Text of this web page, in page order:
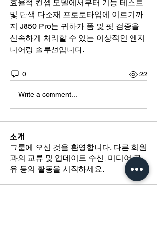
효율적 컨셉 모델에서부터 기능 테스트
및 단색 다소재 프로토타입에 이르기까
지 J850 Pro는 귀하가 폼 및 핏 검증을
신속하게 처리할 수 있는 이상적인 엔지
니어링 솔루션입니다.
0 22
Write a comment...
소개
그룹에 오신 것을 환영합니다. 다른 회원
과의 교류 및 업데이트 수신, 미디어 공
유 등의 활동을 시작하세요.